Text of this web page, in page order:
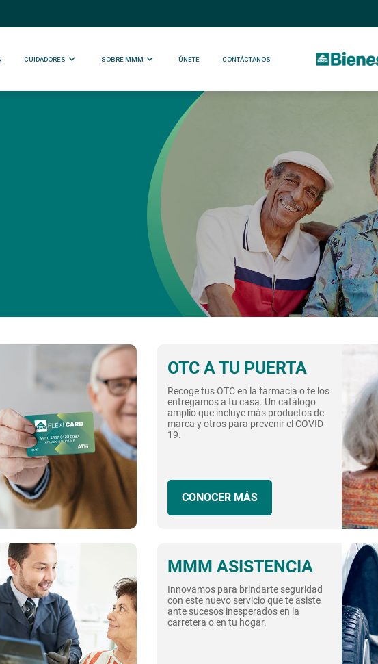
CUIDADORES SOBRE MMM ÚNETE CONTÁCTANOS
OTC A TU PUERTA
Recoge tus OTC en la farmacia o te los
entregamos a tu casa. Un catálogo
amplio que incluye más productos de
marca y otros para prevenir el COVID-
19.
CONOCER MÁS
MMM ASISTENCIA
Innovamos para brindarte seguridad
con este nuevo servicio que te asiste
ante sucesos inesperados en la
carretera o en tu hogar.